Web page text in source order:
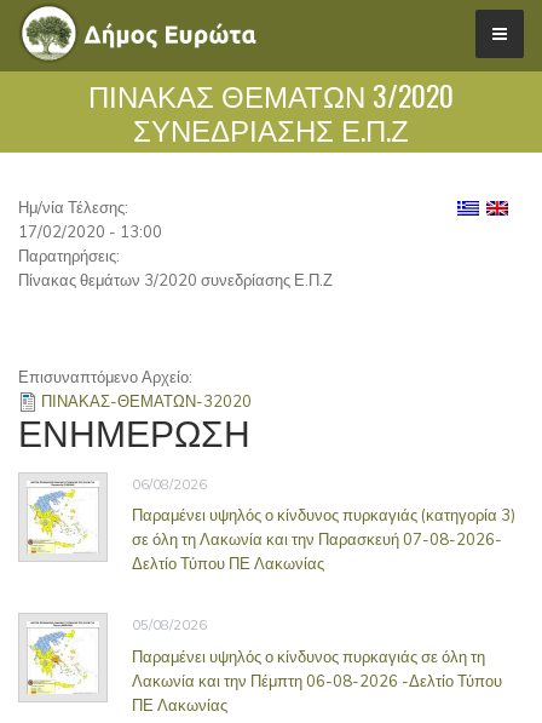
ΠΊΝΑΚΑΣ ΘΕΜΆΤΩΝ 3/2020
ΣΥΝΕΔΡΊΑΣΗΣ Ε.Π.Ζ
Ημ/νία Τέλεσης:
17/02/2020 - 13:00
Παρατηρήσεις:
Πίνακας θεμάτων 3/2020 συνεδρίασης Ε.Π.Ζ
Επισυναπτόμενο Αρχείο:
ΠΙΝΑΚΑΣ-ΘΕΜΑΤΩΝ-32020
ΕΝΗΜΕΡΩΣΗ
06/08/2026
Παραμένει υψηλός ο κίνδυνος πυρκαγιάς (κατηγορία 3)
σε όλη τη Λακωνία και την Παρασκευή 07-08-2026-
Δελτίο Τύπου ΠΕ Λακωνίας
05/08/2026
Παραμένει υψηλός ο κίνδυνος πυρκαγιάς σε όλη τη
Λακωνία και την Πέμπτη 06-08-2026 -Δελτίο Τύπου
ΠΕ Λακωνίας